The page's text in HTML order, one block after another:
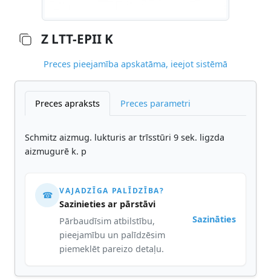
Z LTT-EPII K
Preces pieejamība apskatāma, ieejot sistēmā
Preces apraksts Preces parametri
Schmitz aizmug. lukturis ar trīsstūri 9 sek. ligzda
aizmugurē k. p
☎ VAJADZĪGA PALĪDZĪBA?
Sazinieties ar pārstāvi
Pārbaudīsim atbilstību,
pieejamību un palīdzēsim
piemeklēt pareizo detaļu.
Sazināties